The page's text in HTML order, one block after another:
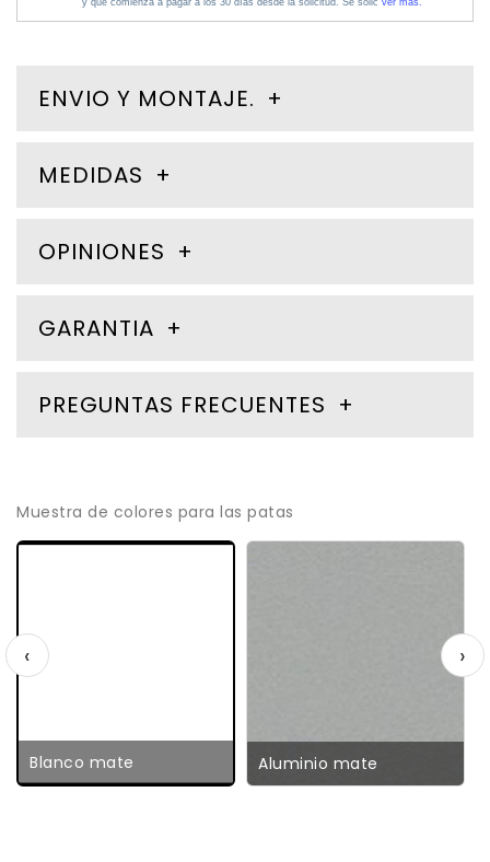
ENVIO Y MONTAJE.
MEDIDAS
OPINIONES
GARANTIA
PREGUNTAS FRECUENTES
Muestra de colores para las patas
Blanco mate Aluminio mate
‹ ›